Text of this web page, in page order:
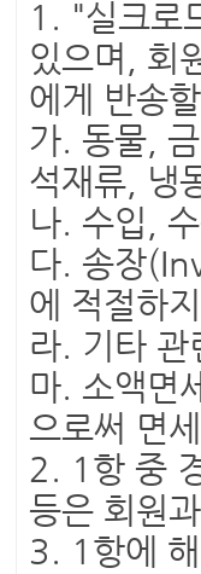
1. "실크로
있으며, 회
에게 반송
가. 동물,
석재류, 냉
나. 수입,
다. 송장
에 적절하
라. 기타
마. 소액면
으로써 면
2. 1항 중
등은 회원
3. 1항에